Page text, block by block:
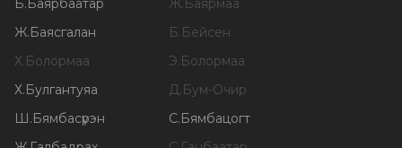
Б.Баярбаатар Ж.Баярмаа
Ж.Баясгалан Б.Бейсен
Х.Болормаа Э.Болормаа
Х.Булгантуяа Д.Бум-Очир
Ш.Бямбасүрэн С.Бямбацогт